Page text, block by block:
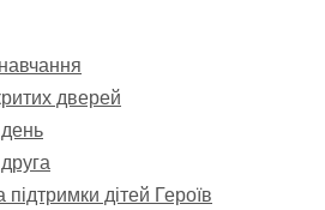
дверей
дітей Героїв